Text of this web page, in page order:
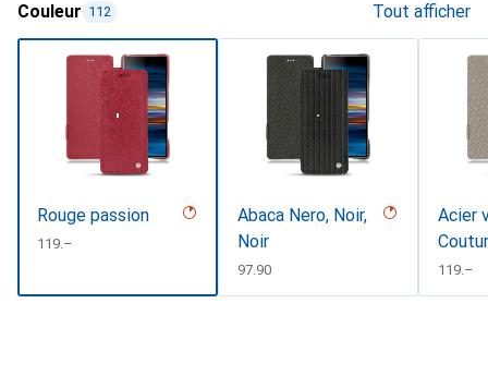
Couleur 112 Tout afficher
Rouge passion
CHF
119.–
Abaca Nero, Noir,
Noir
CHF
97.90
Acier
CHF
119.–